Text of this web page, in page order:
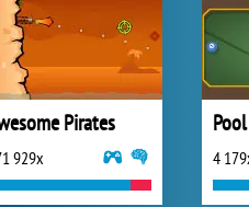
Pirates
929x 4